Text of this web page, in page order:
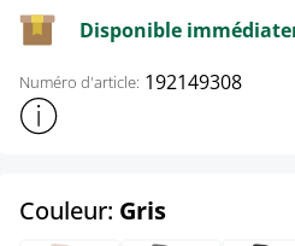
Disponible
Numéro d'article: 192149308
Afficher plus d'informations sur le
Couleur: Grisselect